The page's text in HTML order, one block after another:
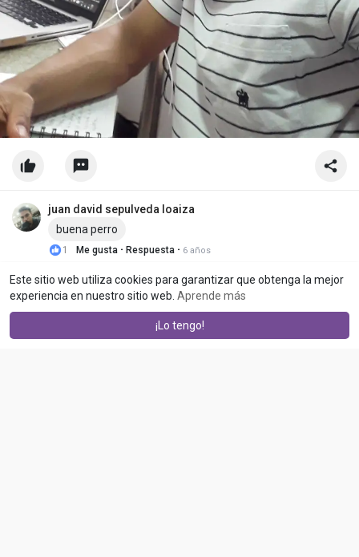
Este sitio web utiliza cookies para garantizar que obtenga la mejor
experiencia en nuestro sitio web. Aprende más
¡Lo tengo!
juan david sepulveda loaiza
buena perro
1 Me gusta · Respuesta · 6 años